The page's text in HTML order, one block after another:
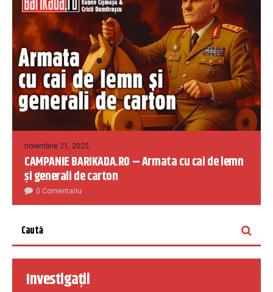
noiembrie 21, 2025
CAMPANIE BARIKADA.RO – Armata cu cai de lemn
și generali de carton
0 Comentariu
Investigații